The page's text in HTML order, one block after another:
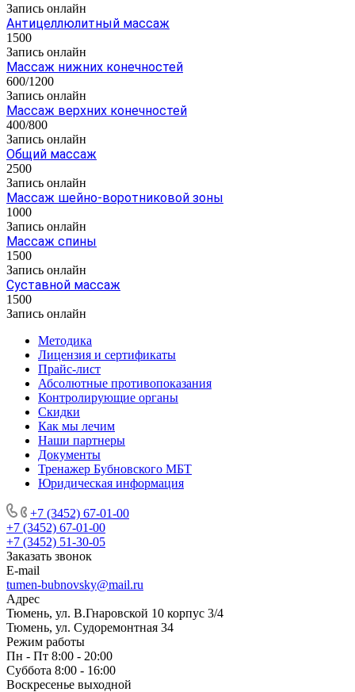
Запись онлайн
Антицеллюлитный массаж
1500
Запись онлайн
Массаж нижних конечностей
600/1200
Запись онлайн
Массаж верхних конечностей
400/800
Запись онлайн
Общий массаж
2500
Запись онлайн
Массаж шейно-воротниковой зоны
1000
Запись онлайн
Массаж спины
1500
Запись онлайн
Суставной массаж
1500
Запись онлайн
Методика
Лицензия и сертификаты
Прайс-лист
Абсолютные противопоказания
Контролирующие органы
Скидки
Как мы лечим
Наши партнеры
Документы
Тренажер Бубновского МБТ
Юридическая информация
+7 (3452) 67-01-00
+7 (3452) 67-01-00
+7 (3452) 51-30-05
Заказать звонок
E-mail
tumen-bubnovsky@mail.ru
Адрес
Тюмень, ул. В.Гнаровской 10 корпус 3/4
Тюмень, ул. Судоремонтная 34
Режим работы
Пн - Пт 8:00 - 20:00
Суббота 8:00 - 16:00
Воскресенье выходной